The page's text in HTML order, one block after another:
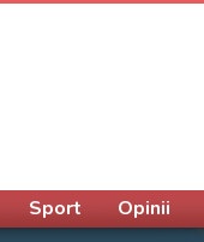
Sport Opinii